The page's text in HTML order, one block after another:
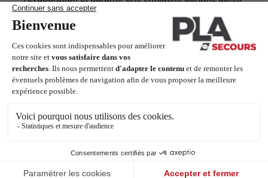
ouverture (jusqu’à 3 mois après ouverture en refermant
bien après usage).
Applications multiples
Ces lingettes sont parfaitement adaptées :
À la désinfection de dispositifs médicaux tels que
Au nettoyage des accessoires pédagogiques comme les
À l’entretien des surfaces dans les milieux collectifs